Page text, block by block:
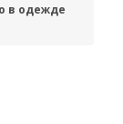
в одежде